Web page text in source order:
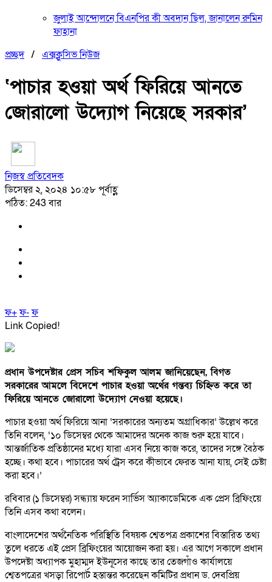
জুলাই আন্দোলনে বিএনপির কী অবদান ছিল, জানালেন রুমিন
ফাহানা
প্রচ্ছদ/ এক্সক্লুসিভ নিউজ
‘পাচার হওয়া অর্থ ফিরিয়ে আনতে
জোরালো উদ্যোগ নিয়েছে সরকার’
নিজস্ব প্রতিবেদক
ডিসেম্বর ২, ২০২৪ ১০:৫৮ পূর্বাহ্ণ
পঠিত: 243 বার
ফ+ফ-ফ
Link Copied!
প্রধান উপদেষ্টার প্রেস সচিব শফিকুল আলম জানিয়েছেন, বিগত
সরকারের আমলে বিদেশে পাচার হওয়া অর্থের গন্তব্য চিহ্নিত করে তা
ফিরিয়ে আনতে জোরালো উদ্যোগ নেওয়া হয়েছে।
পাচার হওয়া অর্থ ফিরিয়ে আনা ‘সরকারের অন্যতম অগ্রাধিকার’ উল্লেখ করে
তিনি বলেন, ‘১০ ডিসেম্বর থেকে আমাদের অনেক কাজ শুরু হয়ে যাবে।
আন্তর্জাতিক প্রতিষ্ঠানের মধ্যে যারা এসব নিয়ে কাজ করে, তাদের সঙ্গে বৈঠক
হচ্ছে। কথা হবে। পাচারের অর্থ ট্রেস করে কীভাবে ফেরত আনা যায়, সেই চেষ্টা
করা হবে।’
রবিবার (১ ডিসেম্বর) সন্ধ্যায় ফরেন সার্ভিস অ্যাকাডেমিকে এক প্রেস ব্রিফিংয়ে
তিনি এসব কথা বলেন।
বাংলাদেশের অর্থনৈতিক পরিস্থিতি বিষয়ক শ্বেতপত্র প্রকাশের বিস্তারিত তথ্য
তুলে ধরতে এই প্রেস ব্রিফিংয়ের আয়োজন করা হয়। এর আগে সকালে প্রধান
উপদেষ্টা অধ্যাপক মুহাম্মদ ইউনূসের কাছে তার তেজগাঁও কার্যালয়ে
শ্বেতপত্রের খসড়া রিপোর্ট হস্তান্তর করেছেন কমিটির প্রধান ড. দেবপ্রিয়